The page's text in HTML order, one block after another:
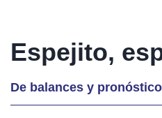
Espejito,
De balances y